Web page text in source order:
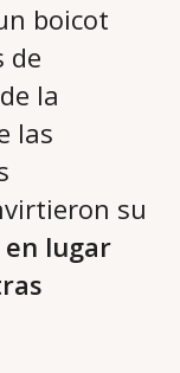
boicot
de
la
las
su
lugar